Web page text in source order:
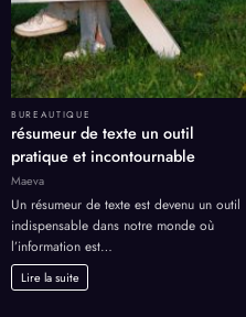
BUREAUTIQUE
résumeur de texte un outil
pratique et incontournable
Maeva
Un résumeur de texte est devenu un outil
indispensable dans notre monde où
l’information est…
Lire la suite